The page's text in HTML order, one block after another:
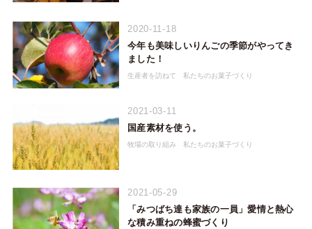
2020-11-18
今年も美味しいりんごの季節がやってき
ました！
生産者を訪ねて 私たちのお菓子づくり
2021-03-11
国産素材を使う。
牧場の取り組み 私たちのお菓子づくり
2021-05-29
「みつばち達も家族の一員」愛情と熱心
な積み重ねの蜂蜜づくり